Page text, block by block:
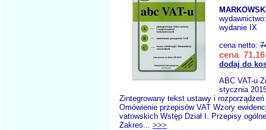
wydanie IX
cena netto:
cena 71,16
dodaj do
ABC VAT-u
stycznia
Zintegrowany tekst ustawy i
Omówienie przepisów VAT Wzory
vatowskich Wstęp Dział I. Przepisy
Zakres... >>>